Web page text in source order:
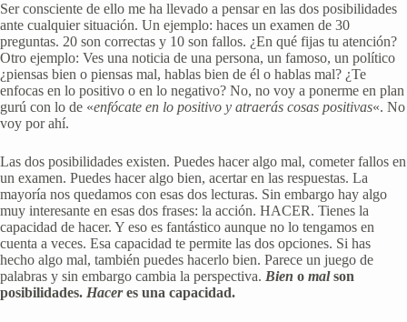
Ser consciente de ello me ha llevado a pensar en las dos posibilidades
ante cualquier situación. Un ejemplo: haces un examen de 30
preguntas. 20 son correctas y 10 son fallos. ¿En qué fijas tu atención?
Otro ejemplo: Ves una noticia de una persona, un famoso, un político
¿piensas bien o piensas mal, hablas bien de él o hablas mal? ¿Te
enfocas en lo positivo o en lo negativo? No, no voy a ponerme en plan
gurú con lo de «enfócate en lo positivo y atraerás cosas positivas«. No
voy por ahí.
Las dos posibilidades existen. Puedes hacer algo mal, cometer fallos en
un examen. Puedes hacer algo bien, acertar en las respuestas. La
mayoría nos quedamos con esas dos lecturas. Sin embargo hay algo
muy interesante en esas dos frases: la acción. HACER. Tienes la
capacidad de hacer. Y eso es fantástico aunque no lo tengamos en
cuenta a veces. Esa capacidad te permite las dos opciones. Si has
hecho algo mal, también puedes hacerlo bien. Parece un juego de
palabras y sin embargo cambia la perspectiva. Bien o malson
posibilidades. Haceres una capacidad.